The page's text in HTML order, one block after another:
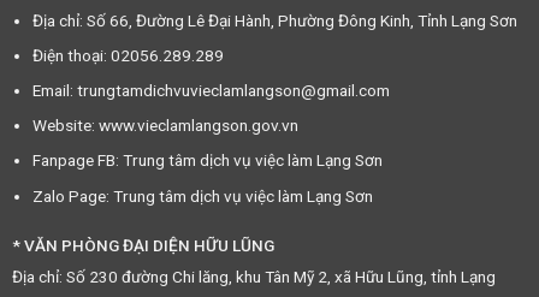
Địa chỉ: Số 66, Đường Lê Đại Hành, Phường Đông Kinh, Tỉnh Lạng Sơn
Điện thoại: 02056.289.289
Email: trungtamdichvuvieclamlangson@gmail.com
Website: www.vieclamlangson.gov.vn
Fanpage FB: Trung tâm dịch vụ việc làm Lạng Sơn
Zalo Page: Trung tâm dịch vụ việc làm Lạng Sơn
* VĂN PHÒNG ĐẠI DIỆN HỮU LŨNG
Địa chỉ: Số 230 đường Chi lăng, khu Tân Mỹ 2, xã Hữu Lũng, tỉnh Lạng